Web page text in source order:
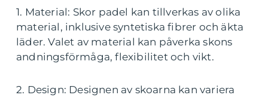
1. Material: Skor padel kan tillverkas av olika
material, inklusive syntetiska fibrer och äkta
läder. Valet av material kan påverka skons
andningsförmåga, flexibilitet och vikt.
2. Design: Designen av skoarna kan variera